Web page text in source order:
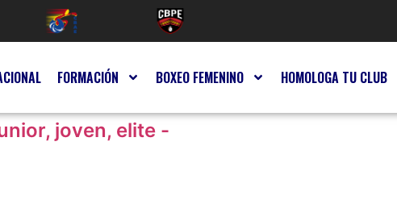
FORMACIÓN BOXEO FEMENINO HOMOLOGA TU CLUB
joven, elite -